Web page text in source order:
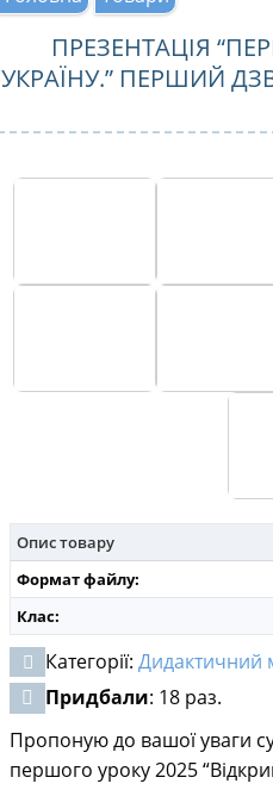
ПРЕЗЕНТАЦІЯ
УКРАЇНУ.” ПЕРШИЙ
Опис товару
Формат файлу:
Клас:
Категорії: Дидактичний
Придбали: 18 раз.
Пропоную до вашої уваги
першого уроку 2025